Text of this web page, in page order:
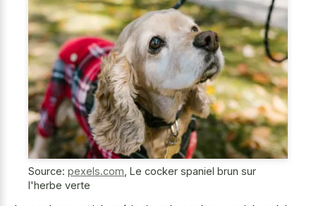
Source: pexels.com Le cocker spaniel brun sur
l'herbe verte